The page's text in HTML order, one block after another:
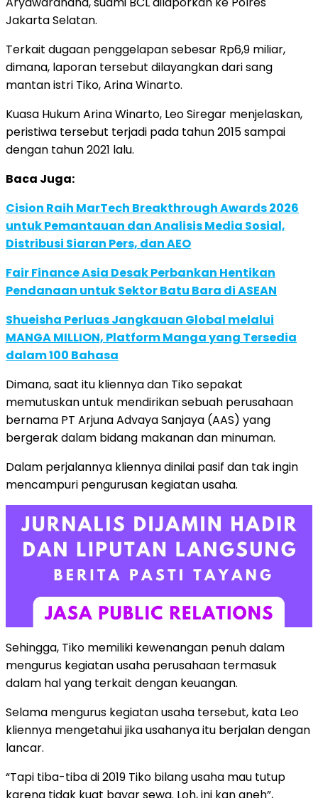
Jakarta Selatan.
Terkait dugaan penggelapan sebesar Rp6,9 miliar,
dimana, laporan tersebut dilayangkan dari sang
mantan istri Tiko, Arina Winarto.
Kuasa Hukum Arina Winarto, Leo Siregar menjelaskan,
peristiwa tersebut terjadi pada tahun 2015 sampai
dengan tahun 2021 lalu.
Baca Juga:
Cision Raih MarTech Breakthrough Awards 2026
untuk Pemantauan dan Analisis Media Sosial,
Distribusi Siaran Pers, dan AEO
Fair Finance Asia Desak Perbankan Hentikan
Pendanaan untuk Sektor Batu Bara di ASEAN
Shueisha Perluas Jangkauan Global melalui
MANGA MILLION, Platform Manga yang Tersedia
dalam 100 Bahasa
Dimana, saat itu kliennya dan Tiko sepakat
memutuskan untuk mendirikan sebuah perusahaan
bernama PT Arjuna Advaya Sanjaya (AAS) yang
bergerak dalam bidang makanan dan minuman.
Dalam perjalannya kliennya dinilai pasif dan tak ingin
mencampuri pengurusan kegiatan usaha.
Sehingga, Tiko memiliki kewenangan penuh dalam
mengurus kegiatan usaha perusahaan termasuk
dalam hal yang terkait dengan keuangan.
Selama mengurus kegiatan usaha tersebut, kata Leo
kliennya mengetahui jika usahanya itu berjalan dengan
lancar.
“Tapi tiba-tiba di 2019 Tiko bilang usaha mau tutup